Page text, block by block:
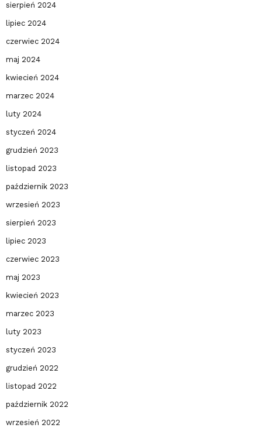
sierpień 2024
lipiec 2024
czerwiec 2024
maj 2024
kwiecień 2024
marzec 2024
luty 2024
styczeń 2024
grudzień 2023
listopad 2023
październik 2023
wrzesień 2023
sierpień 2023
lipiec 2023
czerwiec 2023
maj 2023
kwiecień 2023
marzec 2023
luty 2023
styczeń 2023
grudzień 2022
listopad 2022
październik 2022
wrzesień 2022